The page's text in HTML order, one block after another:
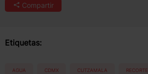
Compartir
Etiquetas:
AGUA CDMX CUTZAMALA RECORTE